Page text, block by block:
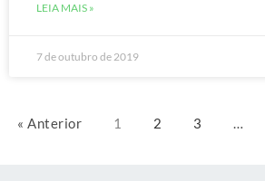
LEIA MAIS »
7 de outubro de 2019
« Anterior 1 2 3 …